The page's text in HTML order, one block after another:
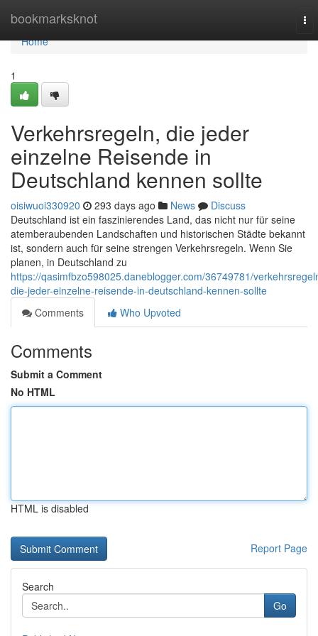
bookmarksknot
Home
Home
1
Verkehrsregeln, die jeder
einzelne Reisende in
Deutschland kennen sollte
oisiwuoi330920 293 days ago News
Discuss
Deutschland ist ein faszinierendes Land, das nicht nur für seine
atemberaubenden Landschaften und historischen Städte bekannt
ist, sondern auch für seine strengen Verkehrsregeln. Wenn Sie
planen, in Deutschland zu
https://qasimfbzo598025.daneblogger.com/36749781/
die-jeder-einzelne-reisende-in-deutschland-kennen-sollte
Comments
Who Upvoted
Comments
Submit a Comment
No HTML
HTML is disabled
Report Page
Search
Go